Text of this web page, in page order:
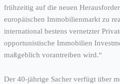
frühzeitig auf die neuen
europäischen Immobilienmarkt zu
international bestens vernetzter
opportunistische Immobilien
maßgeblich vorantreiben wird.“
Der 40-jährige Sacher verfügt über